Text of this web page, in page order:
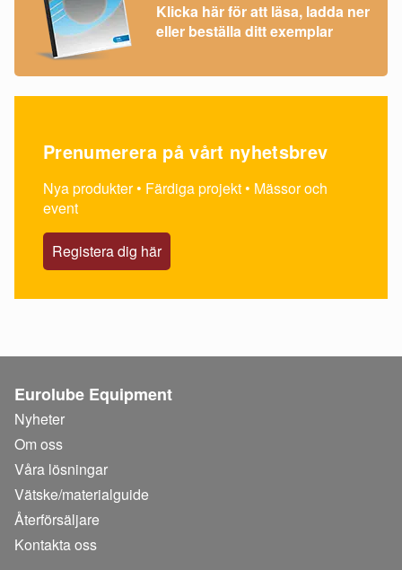
Klicka här för att läsa, ladda ner
eller beställa ditt exemplar
Prenumerera på vårt nyhetsbrev
Nya produkter • Färdiga projekt • Mässor och
event
Registera dig här
Eurolube Equipment
Nyheter
Om oss
Våra lösningar
Vätske/materialguide
Återförsäljare
Kontakta oss